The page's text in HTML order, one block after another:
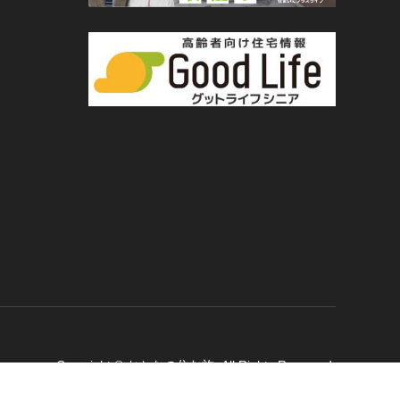
Copyright©おとなの住む旅. All Rights Reserved.